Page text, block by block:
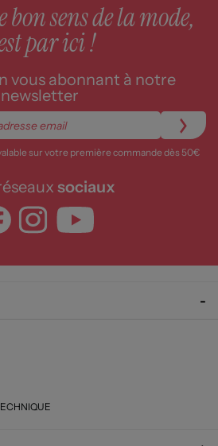
sens de la mode,
par ici !
vous abonnant à notre
newsletter
sur votre première commande dès 50€
sociaux